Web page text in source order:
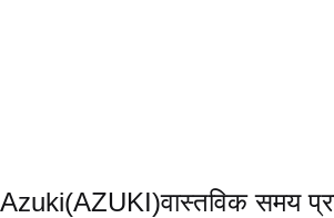
Azuki(AZUKI)वास्तविक समय